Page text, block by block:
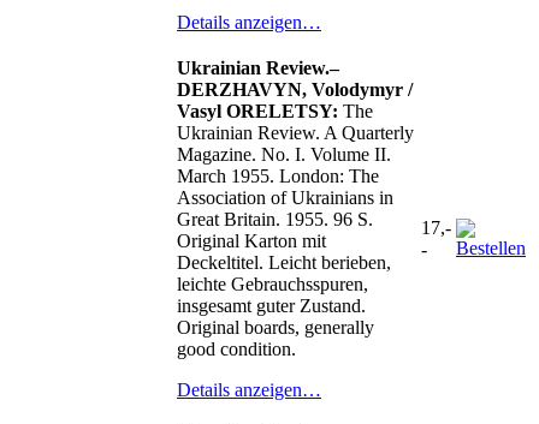
Details anzeigen…
Ukrainian Review.–
DERZHAVYN, Volodymyr /
Vasyl ORELETSY: The
Ukrainian Review. A Quarterly
Magazine. No. I. Volume II.
March 1955. London: The
Association of Ukrainians in
Great Britain. 1955. 96 S.
Original Karton mit
Deckeltitel. Leicht berieben,
leichte Gebrauchsspuren,
insgesamt guter Zustand.
Original boards, generally
good condition.
Details anzeigen…
17,-
-